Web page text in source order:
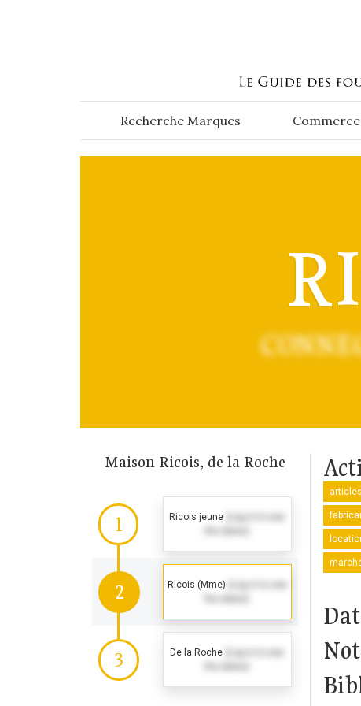
Recherche Marques
Maison Ricois, de la Roche
1 Ricois jeune
2 Ricois (Mme)
3 De la Roche